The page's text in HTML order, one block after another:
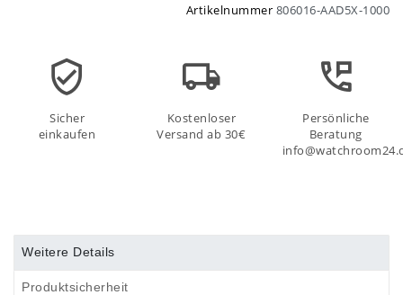
Artikelnummer 806016-AAD5X-1000
Sicher
einkaufen
Kostenloser
Versand ab 30€
Persönliche
Beratung
Weitere Details
Produktsicherheit